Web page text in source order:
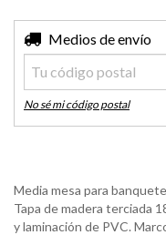
Entregas para el CP:
Medios de envío
No sé mi código postal
Media mesa para
Tapa de madera terciada
y laminación de PVC.